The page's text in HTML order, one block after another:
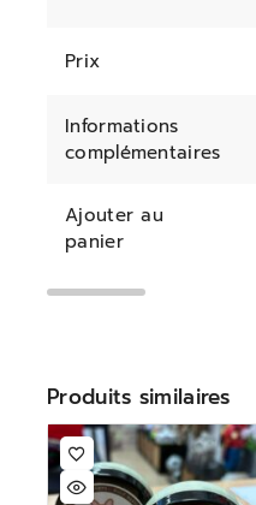
Prix
Informations
complémentaires
Ajouter au
panier
Produits similaires